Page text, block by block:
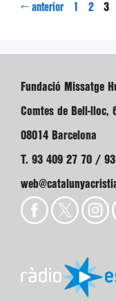
← anterior Pàgina
1 Pàgina
2 3
Fundació Missatge
Comtes de Bell-lloc,
08014 Barcelona
T. 93 409 27 70 /